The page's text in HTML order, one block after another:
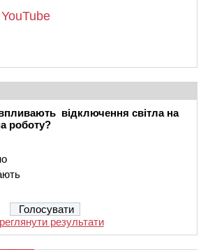
відключення світла на
роботу?
результати